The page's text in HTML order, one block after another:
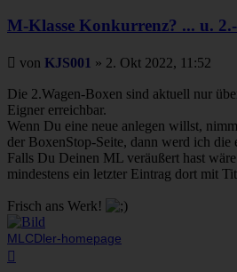
M-Klasse Konkurrenz? ... u.
Beitrag
von KJS001 » 2. Okt 2022, 11:52
Die 2.Wagen-Boxen sind aktuell nur
Eigner erreichbar.
Wenn Du eine neue anlegen willst,
der BoxenStop-Seite, dann werd ich die
Falls Du Deinen ML veräußert hast
mindestens ein letzter Eintrag dort mit
Frisch ans Werk!
MLCDler-homepage